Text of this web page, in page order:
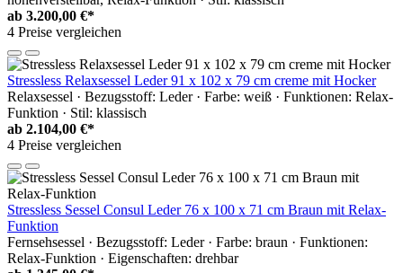
ab 3.200,00 €*
4 Preise vergleichen
Stressless Relaxsessel Leder 91 x 102 x 79 cm creme mit Hocker
Relaxsessel · Bezugsstoff: Leder · Farbe: weiß · Funktionen: Relax-
Funktion · Stil: klassisch
ab 2.104,00 €*
4 Preise vergleichen
Stressless Sessel Consul Leder 76 x 100 x 71 cm Braun mit Relax-
Funktion
Fernsehsessel · Bezugsstoff: Leder · Farbe: braun · Funktionen:
Relax-Funktion · Eigenschaften: drehbar